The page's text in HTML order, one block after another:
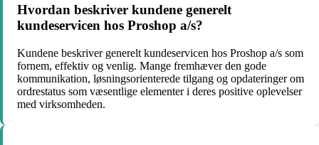
Hvordan beskriver kundene generelt
kundeservicen hos Proshop a/s?
Kundene beskriver generelt kundeservicen hos Proshop a/s som
fornem, effektiv og venlig. Mange fremhæver den gode
kommunikation, løsningsorienterede tilgang og opdateringer om
ordrestatus som væsentlige elementer i deres positive oplevelser
med virksomheden.